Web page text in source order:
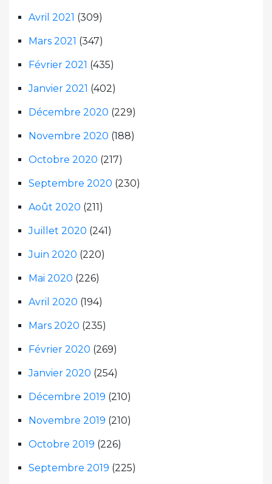
Avril 2021 (309)
Mars 2021 (347)
Février 2021 (435)
Janvier 2021 (402)
Décembre 2020 (229)
Novembre 2020 (188)
Octobre 2020 (217)
Septembre 2020 (230)
Août 2020 (211)
Juillet 2020 (241)
Juin 2020 (220)
Mai 2020 (226)
Avril 2020 (194)
Mars 2020 (235)
Février 2020 (269)
Janvier 2020 (254)
Décembre 2019 (210)
Novembre 2019 (210)
Octobre 2019 (226)
Septembre 2019 (225)